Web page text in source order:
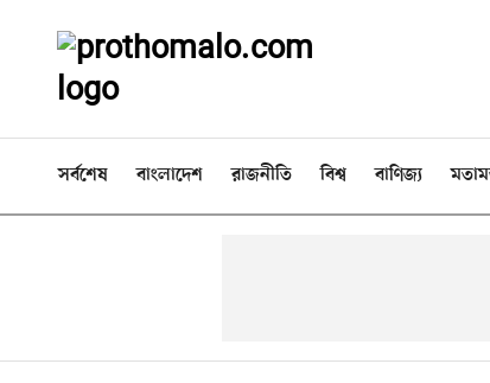
সর্বশেষ বাংলাদেশ রাজনীতি বিশ্ব বাণিজ্য